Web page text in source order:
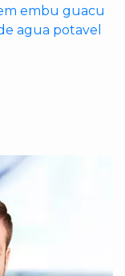
embu guacu
agua potavel